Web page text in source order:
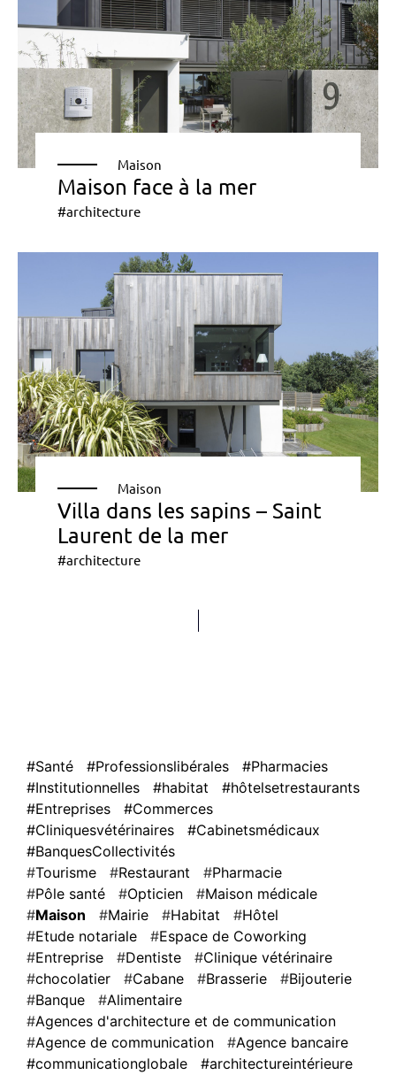
Maison
#architecture
Maison face à la mer
Maison
#architecture
Villa dans les sapins – Saint
Laurent de la mer
#Santé #Professionslibérales
#Pharmacies
#Institutionnelles
#habitat
#hôtelsetrestaurants
#Entreprises
#Commerces
#Cliniquesvétérinaires
#Cabinetsmédicaux
#BanquesCollectivités
Tourisme
Restaurant
Pharmacie
Pôle santé
Opticien
Maison médicale
Maison
Mairie Habitat
Hôtel
Etude notariale
Espace de Coworking
Entreprise
Dentiste
Clinique vétérinaire
chocolatier
Cabane Brasserie
Bijouterie
Banque
Alimentaire
Agences d'architecture et de communication
Agence de communication
Agence bancaire
#communicationglobale
#architectureintérieure